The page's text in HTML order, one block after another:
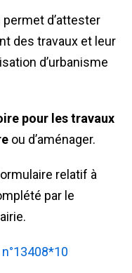
d’attester
des travaux et leur
d’urbanisme
pour les travaux
ou d’aménager.
relatif à
par le